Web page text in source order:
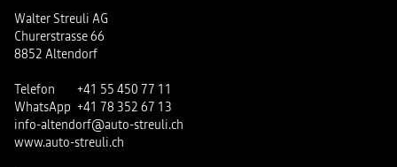
Walter Streuli AG
Churerstrasse 66
8852 Altendorf
Telefon
+41 55 450 77 11
WhatsApp +41 78 352 67 13
info-altendorf@auto-streuli.ch
www.auto-streuli.ch